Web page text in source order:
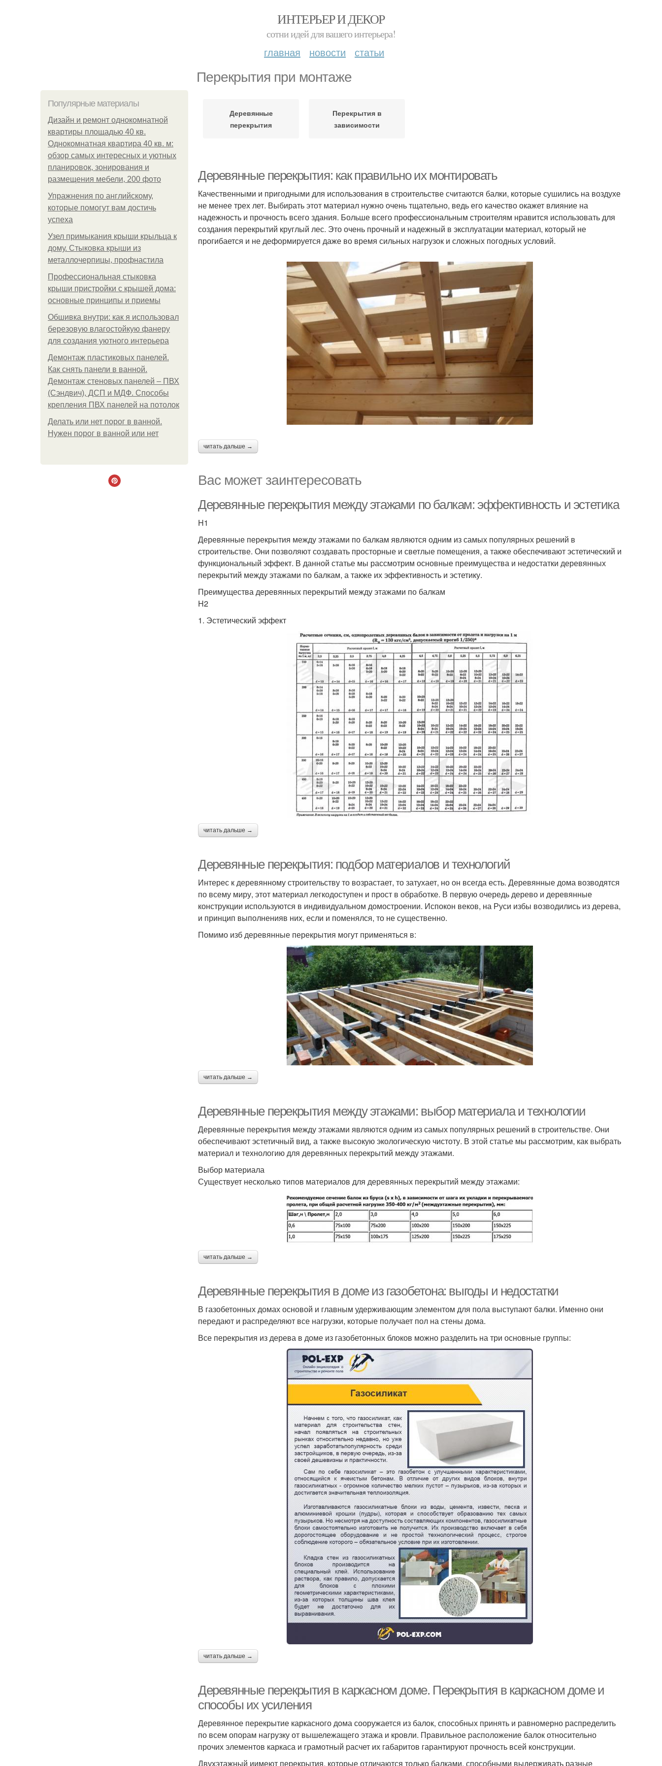
ИНТЕРЬЕР И ДЕКОР
сотни идей для вашего интерьера!
главная новости статьи
Перекрытия при монтаже
Популярные материалы
Дизайн и ремонт однокомнатной
квартиры площадью 40 кв.
Однокомнатная квартира 40 кв. м:
обзор самых интересных и уютных
планировок, зонирования и
размещения мебели, 200 фото
Упражнения по английскому,
которые помогут вам достичь
успеха
Узел примыкания крыши крыльца к
дому. Стыковка крыши из
металлочерпицы, профнастила
Профессиональная стыковка
крыши пристройки с крышей дома:
основные принципы и приемы
Обшивка внутри: как я использовал
березовую влагостойкую фанеру
для создания уютного интерьера
Демонтаж пластиковых панелей.
Как снять панели в ванной.
Демонтаж стеновых панелей – ПВХ
(Сэндвич), ДСП и МДФ. Способы
крепления ПВХ панелей на потолок
Делать или нет порог в ванной.
Нужен порог в ванной или нет
Деревянные
перекрытия
Перекрытия в
зависимости
Деревянные перекрытия: как правильно их монтировать
Качественными и пригодными для использования в строительстве считаются балки, которые сушились на воздухе
не менее трех лет. Выбирать этот материал нужно очень тщательно, ведь его качество окажет влияние на
надежность и прочность всего здания. Больше всего профессиональным строителям нравится использовать для
создания перекрытий круглый лес. Это очень прочный и надежный в эксплуатации материал, который не
прогибается и не деформируется даже во время сильных нагрузок и сложных погодных условий.
читать дальше →
Вас может заинтересовать
Деревянные перекрытия между этажами по балкам: эффективность и эстетика
H1
Деревянные перекрытия между этажами по балкам являются одним из самых популярных решений в
строительстве. Они позволяют создавать просторные и светлые помещения, а также обеспечивают эстетический и
функциональный эффект. В данной статье мы рассмотрим основные преимущества и недостатки деревянных
перекрытий между этажами по балкам, а также их эффективность и эстетику.
Преимущества деревянных перекрытий между этажами по балкам
H2
1. Эстетический эффект
читать дальше →
Деревянные перекрытия: подбор материалов и технологий
Интерес к деревянному строительству то возрастает, то затухает, но он всегда есть. Деревянные дома возводятся
по всему миру, этот материал легкодоступен и прост в обработке. В первую очередь дерево и деревянные
конструкции используются в индивидуальном домостроении. Испокон веков, на Руси избы возводились из дерева,
и принцип выполненияв них, если и поменялся, то не существенно.
Помимо изб деревянные перекрытия могут применяться в:
читать дальше →
Деревянные перекрытия между этажами: выбор материала и технологии
Деревянные перекрытия между этажами являются одним из самых популярных решений в строительстве. Они
обеспечивают эстетичный вид, а также высокую экологическую чистоту. В этой статье мы рассмотрим, как выбрать
материал и технологию для деревянных перекрытий между этажами.
Выбор материала
Существует несколько типов материалов для деревянных перекрытий между этажами:
читать дальше →
Деревянные перекрытия в доме из газобетона: выгоды и недостатки
В газобетонных домах основой и главным удерживающим элементом для пола выступают балки. Именно они
передают и распределяют все нагрузки, которые получает пол на стены дома.
Все перекрытия из дерева в доме из газобетонных блоков можно разделить на три основные группы:
читать дальше →
Деревянные перекрытия в каркасном доме. Перекрытия в каркасном доме и
способы их усиления
Деревянное перекрытие каркасного дома сооружается из балок, способных принять и равномерно распределить
по всем опорам нагрузку от вышележащего этажа и кровли. Правильное расположение балок относительно
прочих элементов каркаса и грамотный расчет их габаритов гарантируют прочность всей конструкции.
Двухэтажный иимеют перекрытия, которые отличаются только балками, способными выдерживать разные